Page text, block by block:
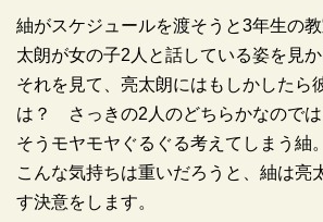
紬がスケジュールを渡そうと3年生の
太朗が女の子2人と話している姿を見か
それを見て、亮太朗にはもしかしたら
は？ さっきの2人のどちらかなのでは
そうモヤモヤぐるぐる考えてしまう紬。
こんな気持ちは重いだろうと、紬は亮
す決意をします。